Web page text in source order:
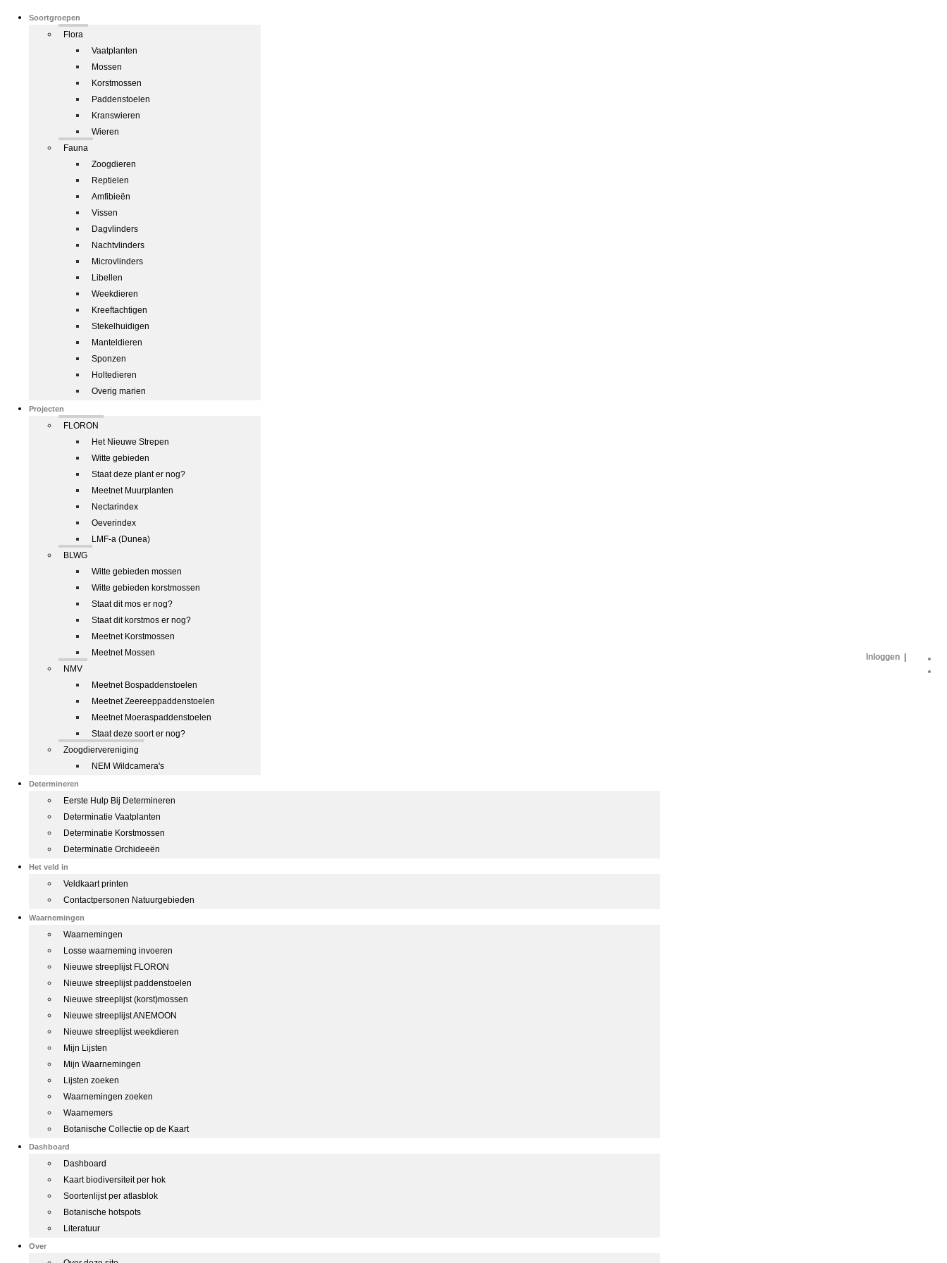
Soortgroepen
Flora
Vaatplanten
Mossen
Korstmossen
Paddenstoelen
Kranswieren
Wieren
Fauna
Zoogdieren
Reptielen
Amfibieën
Vissen
Dagvlinders
Nachtvlinders
Microvlinders
Libellen
Weekdieren
Kreeftachtigen
Stekelhuidigen
Manteldieren
Sponzen
Holtedieren
Overig marien
Projecten
FLORON
Het Nieuwe Strepen
Witte gebieden
Staat deze plant er nog?
Meetnet Muurplanten
Nectarindex
Oeverindex
LMF-a (Dunea)
BLWG
Witte gebieden mossen
Witte gebieden korstmossen
Staat dit mos er nog?
Staat dit korstmos er nog?
Meetnet Korstmossen
Meetnet Mossen
NMV
Meetnet Bospaddenstoelen
Meetnet Zeereeppaddenstoelen
Meetnet Moeraspaddenstoelen
Staat deze soort er nog?
Zoogdiervereniging
NEM Wildcamera's
Determineren
Eerste Hulp Bij Determineren
Determinatie Vaatplanten
Determinatie Korstmossen
Determinatie Orchideeën
Het veld in
Veldkaart printen
Contactpersonen Natuurgebieden
Waarnemingen
Waarnemingen
Losse waarneming invoeren
Nieuwe streeplijst FLORON
Nieuwe streeplijst paddenstoelen
Nieuwe streeplijst (korst)mossen
Nieuwe streeplijst ANEMOON
Nieuwe streeplijst weekdieren
Mijn Lijsten
Mijn Waarnemingen
Lijsten zoeken
Waarnemingen zoeken
Waarnemers
Botanische Collectie op de Kaart
Dashboard
Dashboard
Kaart biodiversiteit per hok
Soortenlijst per atlasblok
Botanische hotspots
Literatuur
Over
Inloggen